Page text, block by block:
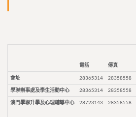
電話 傳真
會址 28365314 28358558
學聯辦事處及學生活動中心 28365314 28358558
澳門學聯升學及心理輔導中心 28723143 28358558